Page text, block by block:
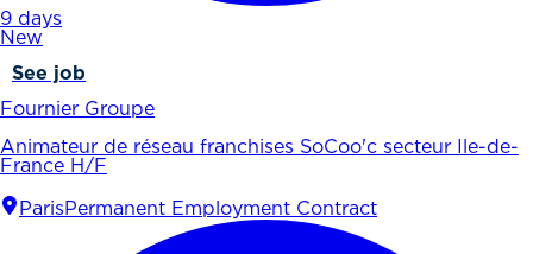
9 days
New
See job
Fournier Groupe
Animateur de réseau franchises SoCoo'c secteur Ile-de-
France H/F
Paris Permanent Employment Contract